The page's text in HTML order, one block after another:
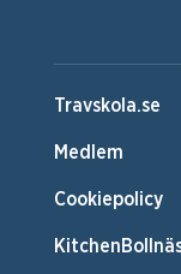
Travskola.se
Medlem
Cookiepolicy